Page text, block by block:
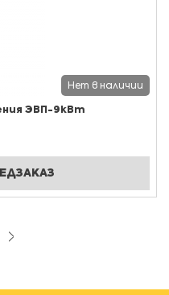
Нет в наличии
ЭВП-9кВт